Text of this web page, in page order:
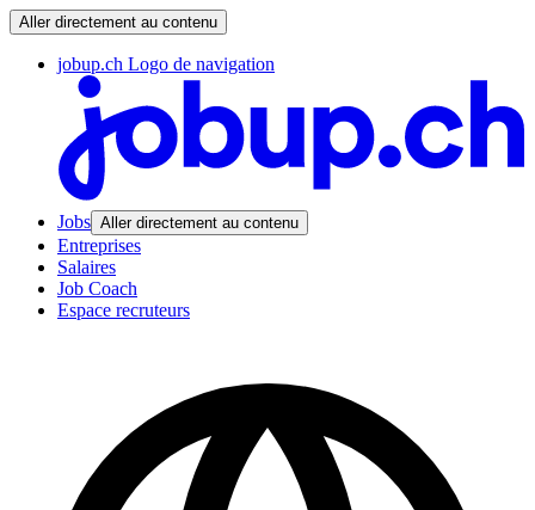
Aller directement au contenu
jobup.ch Logo de navigation
Jobs Aller directement au contenu
Entreprises
Salaires
Job Coach
Espace recruteurs